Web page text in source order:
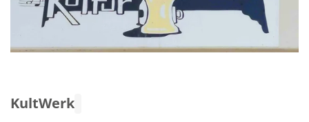
KultWerk